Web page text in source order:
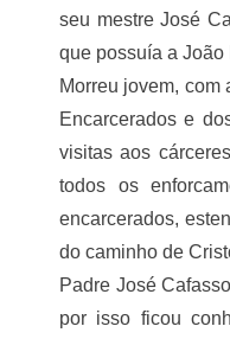
seu mestre José
que possuía a
Morreu jovem,
Encarcerados e
visitas aos
todos os
encarcerados,
do caminho de
Padre José
por isso ficou